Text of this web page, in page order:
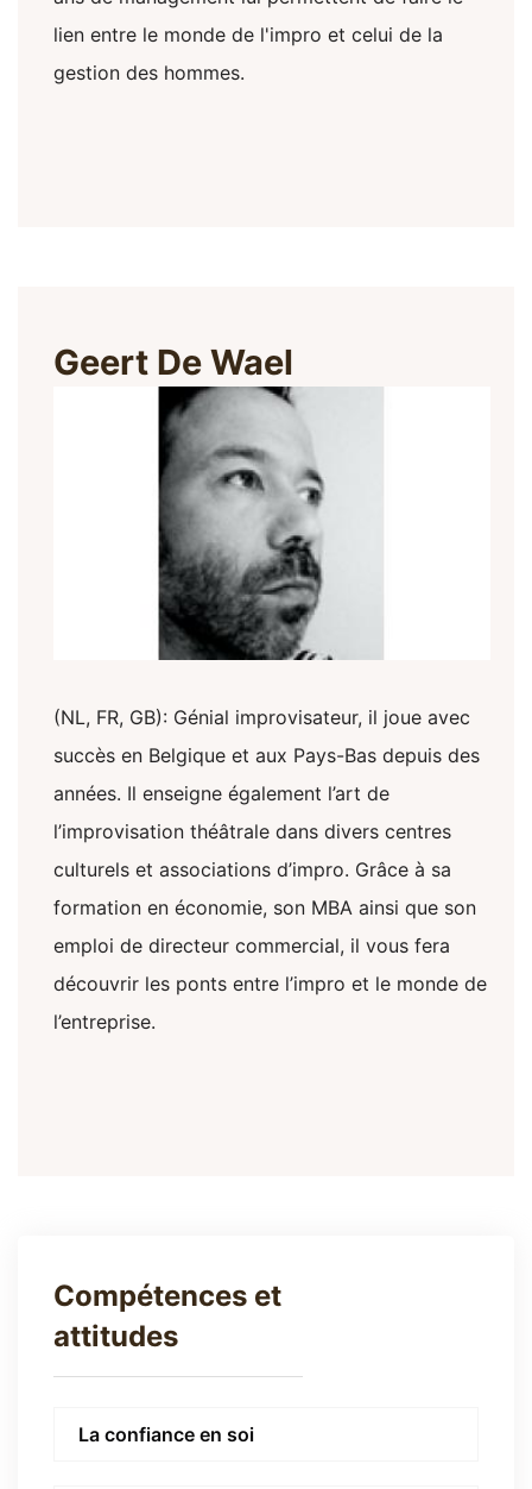
lien entre le monde de l'impro et celui de la
gestion des hommes.
Geert De Wael
(NL, FR, GB): Génial improvisateur, il joue avec
succès en Belgique et aux Pays-Bas depuis des
années. Il enseigne également l’art de
l’improvisation théâtrale dans divers centres
culturels et associations d’impro. Grâce à sa
formation en économie, son MBA ainsi que son
emploi de directeur commercial, il vous fera
découvrir les ponts entre l’impro et le monde de
l’entreprise.
Compétences et
attitudes
La confiance en soi